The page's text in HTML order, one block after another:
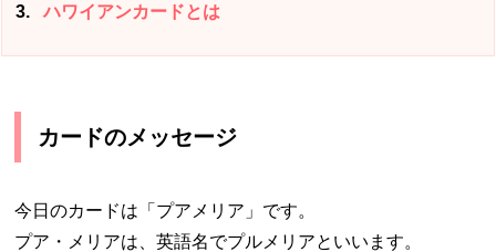
3 ハワイアンカードとは
カードのメッセージ
今日のカードは「プアメリア」です。
プア・メリアは、英語名でプルメリアといいます。